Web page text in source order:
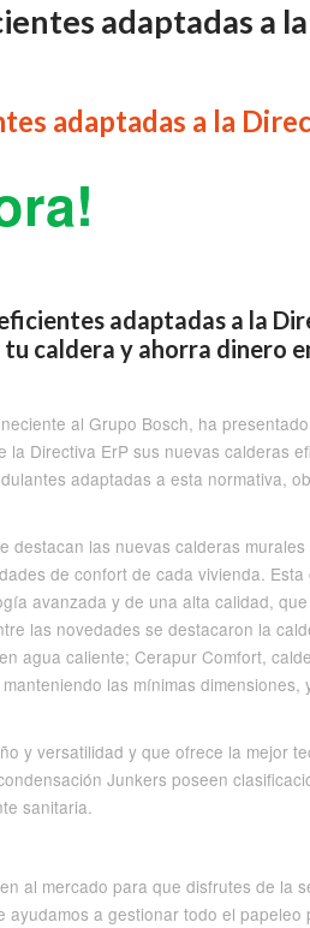
adaptadas a la
adaptadas a la
adaptadas a la
caldera y ahorra dinero
al Grupo Bosch, ha
Directiva ErP sus nuevas calderas
adaptadas a esta normativa,
destacan las nuevas calderas murales
de confort de cada vivienda. Esta
avanzada y de una alta calidad,
las novedades se destacaron la
agua caliente; Cerapur Comfort,
las mínimas dimensiones,
y versatilidad y que ofrece la mejor
Junkers poseen
sanitaria.
al mercado para que disfrutes de la
a gestionar todo el papeleo